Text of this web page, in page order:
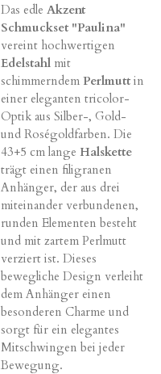
Das edle Akzent
Schmuckset "Paulina"
vereint hochwertigen
Edelstahl mit
schimmerndem Perlmutt in
einer eleganten tricolor-
Optik aus Silber-, Gold-
und Roségoldfarben. Die
43+5 cm lange Halskette
trägt einen filigranen
Anhänger, der aus drei
miteinander verbundenen,
runden Elementen besteht
und mit zartem Perlmutt
verziert ist. Dieses
bewegliche Design verleiht
dem Anhänger einen
besonderen Charme und
sorgt für ein elegantes
Mitschwingen bei jeder
Bewegung.